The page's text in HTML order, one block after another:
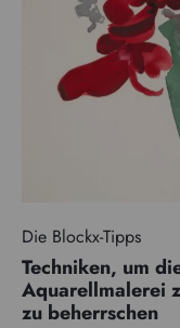
Die Blockx-Tipps
Techniken, um
Aquarellmalerei
zu beherrschen